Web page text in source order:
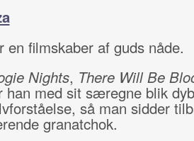
en filmskaber af guds nåde.
Nights, There Will Be
med sit særegne blik
så man sidder
granatchok.